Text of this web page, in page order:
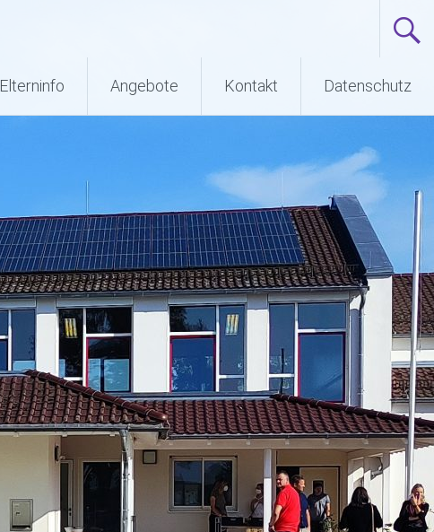
Elterninfo Angebote Kontakt Datenschutz